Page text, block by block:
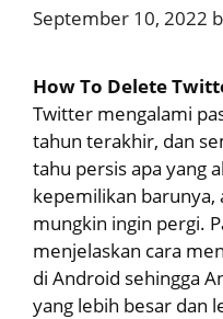
September 10, 2022
How To Delete
Twitter mengalami
tahun terakhir, dan
tahu persis apa yang
kepemilikan barunya,
mungkin ingin pergi.
menjelaskan cara
di Android sehingga
yang lebih besar dan